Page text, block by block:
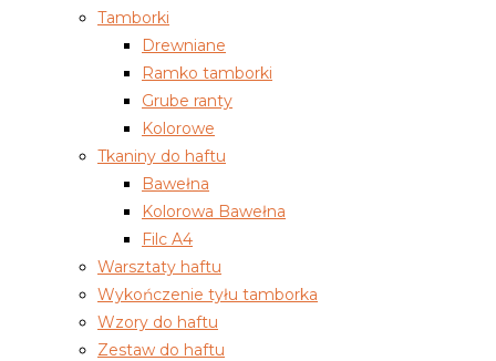
Tamborki
Drewniane
Ramko tamborki
Grube ranty
Kolorowe
Tkaniny do haftu
Bawełna
Kolorowa Bawełna
Filc A4
Warsztaty haftu
Wykończenie tyłu tamborka
Wzory do haftu
Zestaw do haftu